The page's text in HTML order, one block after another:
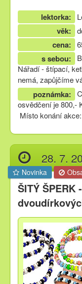
lektorka:
věk:
cena:
s sebou:
Nářadí - štípací,
nemá, zapůjčíme
poznámka:
osvědčení je 800,-
Místo konání
28. 7.
Novinka
ŠITÝ ŠPERK